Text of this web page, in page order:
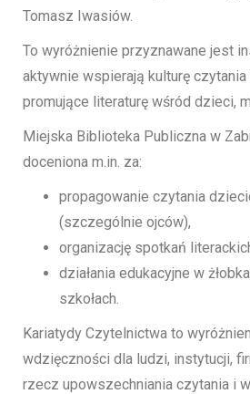
Tomasz Iwasiów.
To wyróżnienie przyznawane jest
aktywnie wspierają kulturę czytania
promujące literaturę wśród dzieci,
Miejska Biblioteka Publiczna w
doceniona m.in. za:
propagowanie czytania
(szczególnie ojców),
organizację spotkań
działania edukacyjne w
szkołach.
Kariatydy Czytelnictwa to
wdzięczności dla ludzi, instytucji,
rzecz upowszechniania czytania i